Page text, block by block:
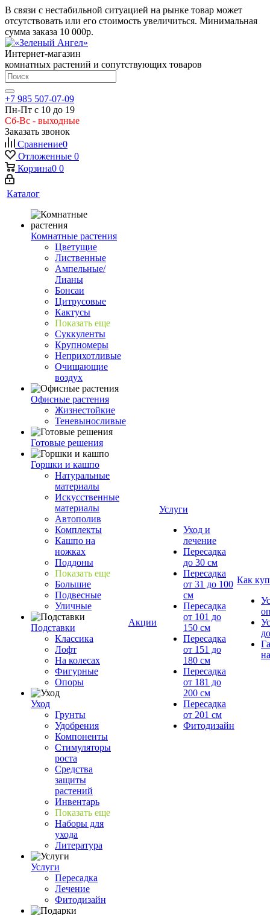
В связи с нестабильной ситуацией на рынке товар может
отсутствовать или его стоимость увеличиться. Минимальная
сумма заказа 10 000р.
Интернет-магазин
комнатных растений и сопутствующих товаров
+7 985 507-07-09
Пн-Пт с 10 до 19
Сб-Вс - выходные
Заказать звонок
Сравнение0
Отложенные 0
Корзина0 0
Каталог
Комнатные растения
Цветущие
Лиственные
Ампельные/
Лианы
Бонсаи
Цитрусовые
Кактусы
Показать еще
Суккуленты
Крупномеры
Неприхотливые
Очищающие
воздух
Офисные растения
Жизнестойкие
Теневыносливые
Готовые решения
Горшки и кашпо
Натуральные
материалы
Искусственные
материалы
Автополив
Комплекты
Кашпо на
ножках
Поддоны
Показать еще
Большие
Подвесные
Уличные
Подставки
Классика
Лофт
На колесах
Фигурные
Опоры
Уход
Грунты
Удобрения
Компоненты
Стимуляторы
роста
Средства
защиты
растений
Инвентарь
Показать еще
Наборы для
ухода
Литература
Услуги
Пересадка
Лечение
Фитодизайн
Акции
Услуги
Уход и
лечение
Пересадка
до 30 см
Пересадка
от 31 до 100
см
Пересадка
от 101 до
150 см
Пересадка
от 151 до
180 см
Пересадка
от 181 до
200 см
Пересадка
от 201 см
Фитодизайн
Как